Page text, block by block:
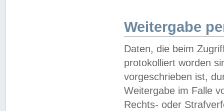
Weitergabe
Daten, die beim
protokolliert worden
vorgeschrieben ist,
Weitergabe im Falle
Rechts- oder